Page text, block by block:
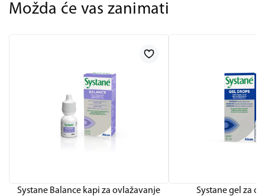
Možda će vas zanimati
Systane Balance kapi za ovlažavanje
Systane gel za